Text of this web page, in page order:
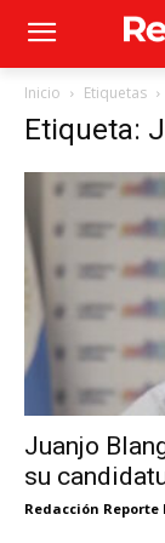
Inicio Etiquetas
Etiqueta:
Juanjo
su
Redacción Reporte